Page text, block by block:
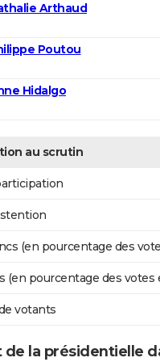
Arthaud
Poutou
Hidalgo
au scrutin
(en pourcentage des
(en pourcentage des votes
votants
de la présidentielle